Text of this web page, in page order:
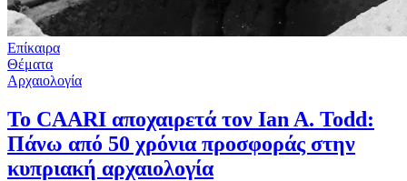
Επίκαιρα
Θέματα
Αρχαιολογία
Το CAARI αποχαιρετά τον Ian A. Todd:
Πάνω από 50 χρόνια προσφοράς στην
κυπριακή αρχαιολογία